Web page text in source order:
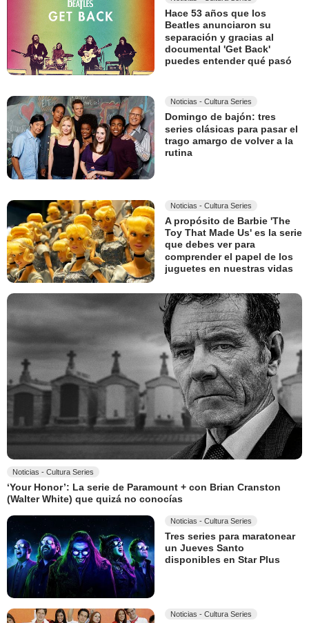
Hace 53 años que los
Beatles anunciaron su
separación y gracias al
documental 'Get Back'
puedes entender qué pasó
Noticias - Cultura Series
Domingo de bajón: tres
series clásicas para pasar el
trago amargo de volver a la
rutina
Noticias - Cultura Series
A propósito de Barbie 'The
Toy That Made Us' es la serie
que debes ver para
comprender el papel de los
juguetes en nuestras vidas
Noticias - Cultura Series
‘Your Honor’: La serie de Paramount + con Brian Cranston
(Walter White) que quizá no conocías
Noticias - Cultura Series
Tres series para maratonear
un Jueves Santo
disponibles en Star Plus
Noticias - Cultura Series